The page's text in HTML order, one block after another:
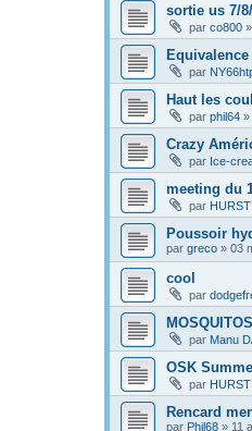
sortie us 7/
par co800 »
Equivalence
par
Haut les
par phil64 »
Crazy
par Ice-
meeting du
par HURST
Poussoir
par greco » 03
cool
par
par Manu
OSK
par HURST
Rencard
par Phil68 » 11